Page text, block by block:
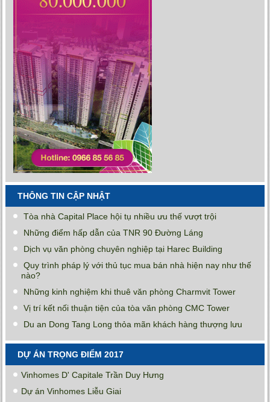
THÔNG TIN CẬP NHẬT
Tòa nhà Capital Place hội tụ nhiều ưu thế vượt trội
Những điểm hấp dẫn của TNR 90 Đường Láng
Dịch vụ văn phòng chuyên nghiệp tại Harec Building
Quy trình pháp lý với thủ tục mua bán nhà hiện nay như thế
nào?
Những kinh nghiệm khi thuê văn phòng Charmvit Tower
Vị trí kết nối thuận tiện của tòa văn phòng CMC Tower
Du an Dong Tang Long thỏa mãn khách hàng thượng lưu
DỰ ÁN TRỌNG ĐIỂM 2017
Vinhomes D' Capitale Trần Duy Hưng
Dự án Vinhomes Liễu Giai